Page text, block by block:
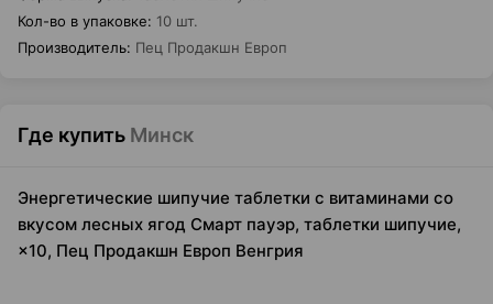
Кол-во в упаковке: 10 шт.
Производитель: Пец Продакшн Европ
Где купить Минск
Энергетические шипучие таблетки с витаминами со
вкусом лесных ягод Смарт пауэр, таблетки шипучие,
×10, Пец Продакшн Европ Венгрия